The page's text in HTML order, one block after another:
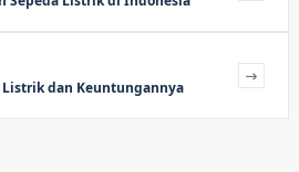
Listrik dan Keuntungannya